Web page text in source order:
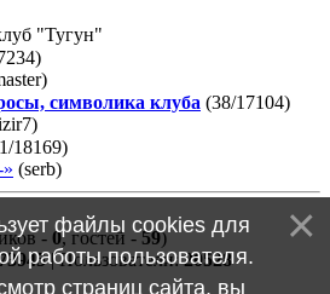
"Тугун"
)
)
символика клуба (38/17104)
)
/18169)
(serb)
- 0, гостей -59)
| Пользователи:20528
файлы cookies для
работы пользователя.
страниц сайта, вы